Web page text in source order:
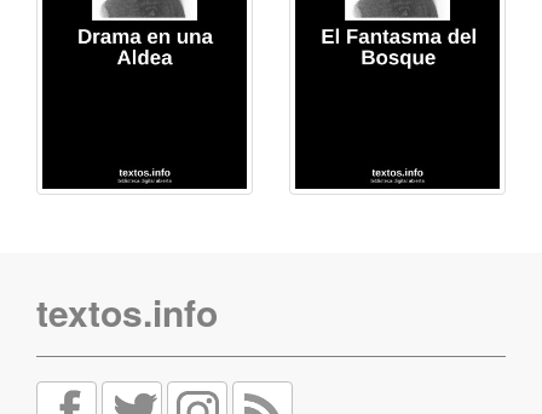
textos.info